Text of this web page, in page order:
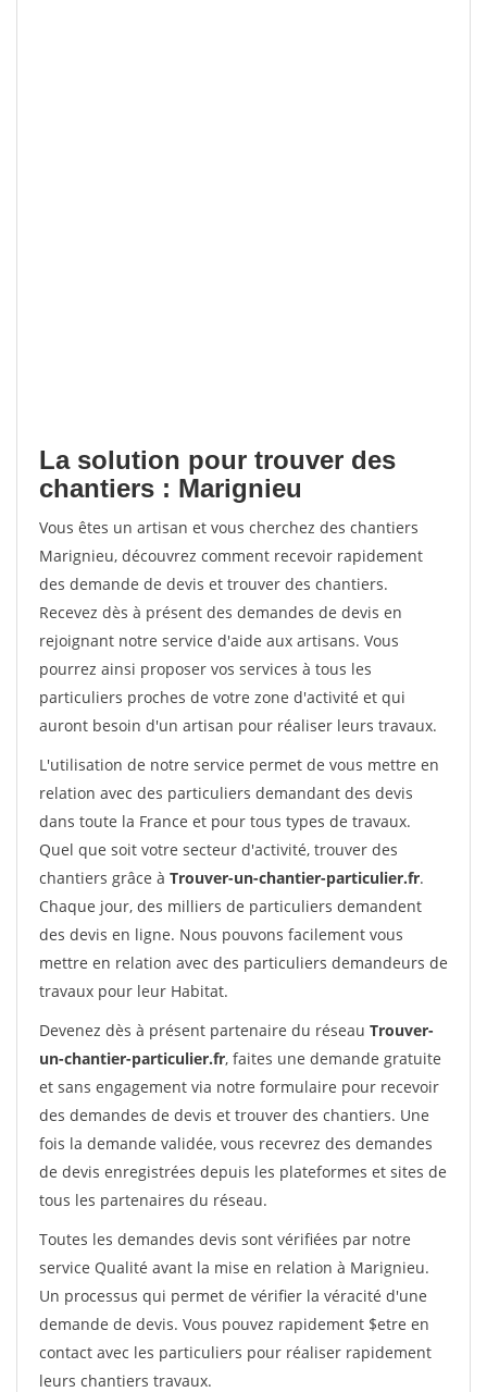
La solution pour trouver des
chantiers : Marignieu
Vous êtes un artisan et vous cherchez des chantiers
Marignieu, découvrez comment recevoir rapidement
des demande de devis et trouver des chantiers.
Recevez dès à présent des demandes de devis en
rejoignant notre service d'aide aux artisans. Vous
pourrez ainsi proposer vos services à tous les
particuliers proches de votre zone d'activité et qui
auront besoin d'un artisan pour réaliser leurs travaux.
L'utilisation de notre service permet de vous mettre en
relation avec des particuliers demandant des devis
dans toute la France et pour tous types de travaux.
Quel que soit votre secteur d'activité, trouver des
chantiers grâce à Trouver-un-chantier-particulier.fr.
Chaque jour, des milliers de particuliers demandent
des devis en ligne. Nous pouvons facilement vous
mettre en relation avec des particuliers demandeurs de
travaux pour leur Habitat.
Devenez dès à présent partenaire du réseau Trouver-
un-chantier-particulier.fr, faites une demande gratuite
et sans engagement via notre formulaire pour recevoir
des demandes de devis et trouver des chantiers. Une
fois la demande validée, vous recevrez des demandes
de devis enregistrées depuis les plateformes et sites de
tous les partenaires du réseau.
Toutes les demandes devis sont vérifiées par notre
service Qualité avant la mise en relation à Marignieu.
Un processus qui permet de vérifier la véracité d'une
demande de devis. Vous pouvez rapidement $etre en
contact avec les particuliers pour réaliser rapidement
leurs chantiers travaux.